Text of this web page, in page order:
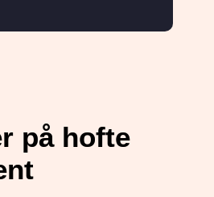
på hofte